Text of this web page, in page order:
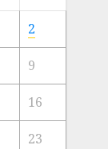
Artis
Kota
23/11/2024
0
2
9
16
23